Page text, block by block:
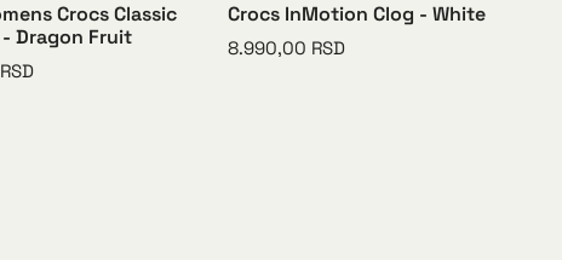
Crocs Classic
- Dragon Fruit
RSD
Crocs InMotion Clog - White
8.990,00 RSD